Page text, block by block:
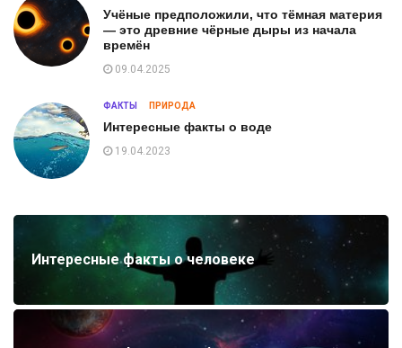
Учёные предположили, что тёмная материя
— это древние чёрные дыры из начала
времён
09.04.2025
ФАКТЫ ПРИРОДА
Интересные факты о воде
19.04.2023
Интересные факты о человеке